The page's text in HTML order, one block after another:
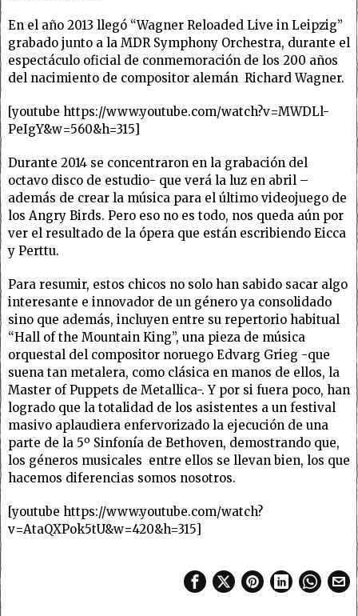
En el año 2013 llegó “Wagner Reloaded Live in Leipzig”
grabado junto a la MDR Symphony Orchestra, durante el
espectáculo oficial de conmemoración de los 200 años
del nacimiento de compositor alemán Richard Wagner.
[youtube https://www.youtube.com/watch?v=MWDLl-
PeIgY&w=560&h=315]
Durante 2014 se concentraron en la grabación del
octavo disco de estudio- que verá la luz en abril –
además de crear la música para el último videojuego de
los Angry Birds. Pero eso no es todo, nos queda aún por
ver el resultado de la ópera que están escribiendo Eicca
y Perttu.
Para resumir, estos chicos no solo han sabido sacar algo
interesante e innovador de un género ya consolidado
sino que además, incluyen entre su repertorio habitual
“Hall of the Mountain King”, una pieza de música
orquestal del compositor noruego Edvarg Grieg -que
suena tan metalera, como clásica en manos de ellos, la
Master of Puppets de Metallica-. Y por si fuera poco, han
logrado que la totalidad de los asistentes a un festival
masivo aplaudiera enfervorizado la ejecución de una
parte de la 5º Sinfonía de Bethoven, demostrando que,
los géneros musicales entre ellos se llevan bien, los que
hacemos diferencias somos nosotros.
[youtube https://www.youtube.com/watch?
v=AtaQXPok5tU&w=420&h=315]